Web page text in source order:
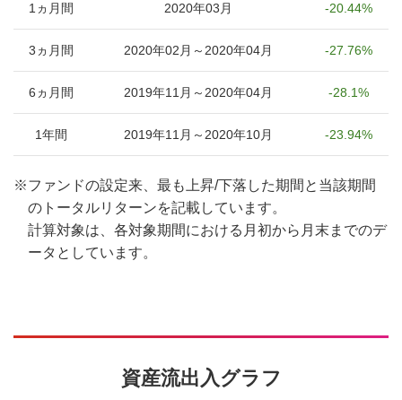
1ヵ月間 2020年03月 -20.44%
3ヵ月間 2020年02月～2020年04月 -27.76%
6ヵ月間 2019年11月～2020年04月 -28.1%
1年間 2019年11月～2020年10月 -23.94%
※ファンドの設定来、最も上昇/下落した期間と当該期間
のトータルリターンを記載しています。
計算対象は、各対象期間における月初から月末までのデ
ータとしています。
資産流出入グラフ